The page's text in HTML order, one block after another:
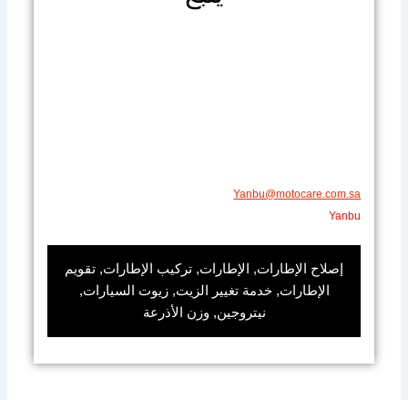
Yanbu@motocare.com.sa​
Yanbu
إصلاح الإطارات, الإطارات, تركيب الإطارات, تقويم
الإطارات, خدمة تغيير الزيت, زيوت السيارات,
نيتروجين, وزن الأذرعة